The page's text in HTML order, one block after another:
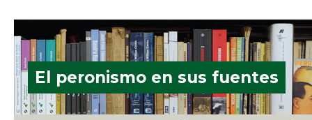
El peronismo en sus fuentes